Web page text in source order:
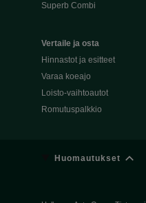
Superb Combi
Vertaile ja osta
Hinnastot ja esitteet
Varaa koeajo
Loisto-vaihtoautot
Romutuspalkkio
Huomautukset